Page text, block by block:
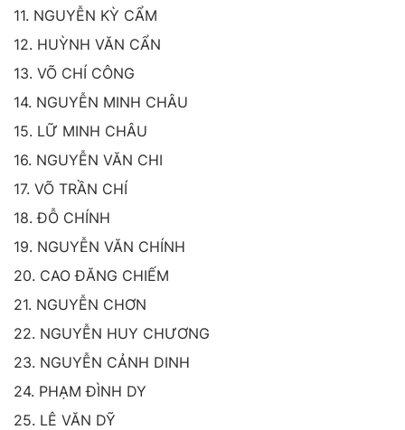
11. NGUYỄN KỲ CẨM
12. HUỲNH VĂN CẨN
13. VÕ CHÍ CÔNG
14. NGUYỄN MINH CHÂU
15. LỮ MINH CHÂU
16. NGUYỄN VĂN CHI
17. VÕ TRẦN CHÍ
18. ĐỖ CHÍNH
19. NGUYỄN VĂN CHÍNH
20. CAO ĐĂNG CHIẾM
21. NGUYỄN CHƠN
22. NGUYỄN HUY CHƯƠNG
23. NGUYỄN CẢNH DINH
24. PHẠM ĐÌNH DY
25. LÊ VĂN DỸ